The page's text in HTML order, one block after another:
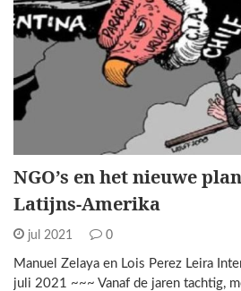
NGO’s en het nieuwe
Latijns-Amerika
jul 2021 0
Manuel Zelaya en Lois Perez Leira
juli 2021 ~~~ Vanaf de jaren tachtig,